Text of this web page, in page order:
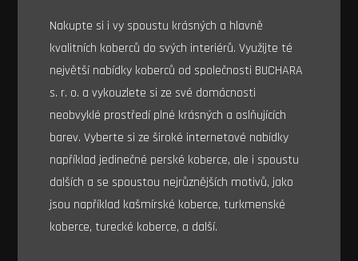
Nakupte si i vy spoustu krásných a hlavně
kvalitních koberců do svých interiérů. Využijte té
největší nabídky koberců od společnosti BUCHARA
s. r. o. a vykouzlete si ze své domácnosti
neobvyklé prostředí plné krásných a oslňujících
barev. Vyberte si ze široké internetové nabídky
například jedinečné perské koberce, ale i spoustu
dalších a se spoustou nejrůznějších motivů, jako
jsou například kašmírské koberce, turkmenské
koberce, turecké koberce, a další.